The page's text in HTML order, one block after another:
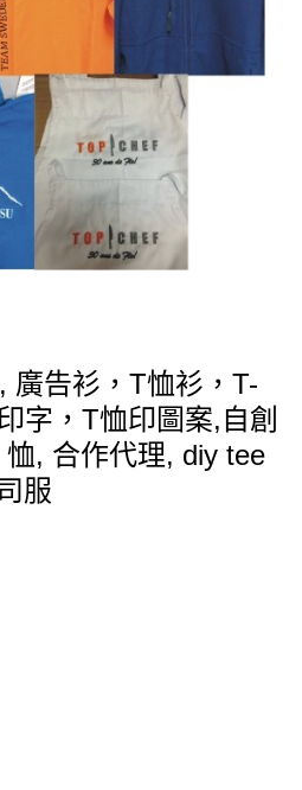
廣告衫，T恤衫，T-
字，T恤印圖案,自創
, 合作代理, diy tee
服